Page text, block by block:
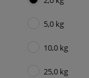
5,0 kg
10,0 kg
25,0 kg